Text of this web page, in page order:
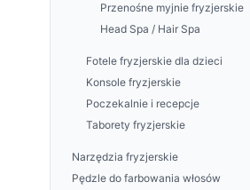
Przenośne myjnie fryzjerskie
Head Spa / Hair Spa
Fotele fryzjerskie dla dzieci
Konsole fryzjerskie
Poczekalnie i recepcje
Taborety fryzjerskie
Narzędzia fryzjerskie
SNIPPEX
Pędzle do farbowania włosów